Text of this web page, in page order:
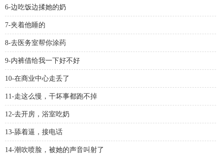
6-边吃饭边揉她的奶
7-夹着他睡的
8-去医务室帮你涂药
9-内裤借给我一下好不好
10-在商业中心走丢了
11-走这么慢，干坏事都跑不掉
12-去开房，浴室吃奶
13-舔着逼，接电话
14-潮吹喷脸，被她的声音叫射了